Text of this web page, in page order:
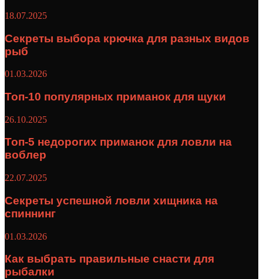
18.07.2025
Секреты выбора крючка для разных видов
рыб
01.03.2026
Топ-10 популярных приманок для щуки
26.10.2025
Топ-5 недорогих приманок для ловли на
воблер
22.07.2025
Секреты успешной ловли хищника на
спиннинг
01.03.2026
Как выбрать правильные снасти для
рыбалки